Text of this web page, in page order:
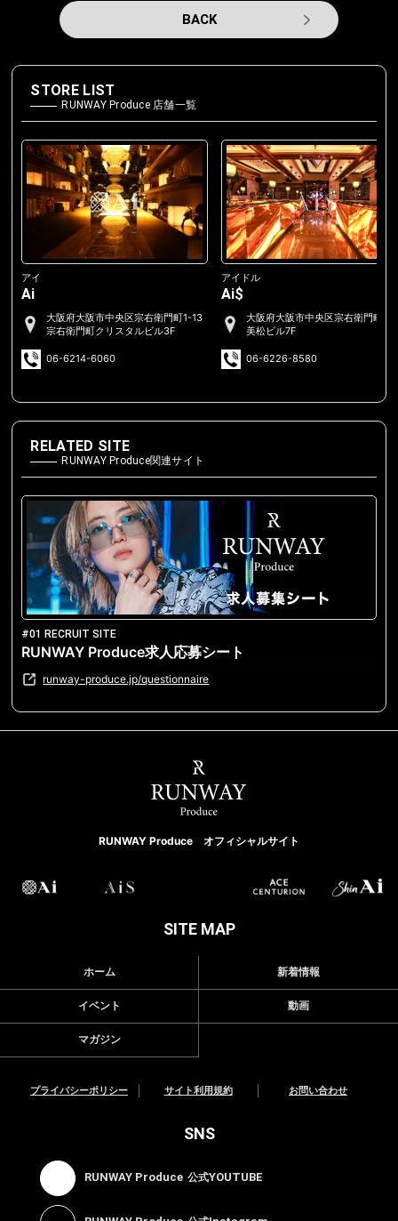
BACK
STORE LIST
RUNWAY Produce 店舗一覧
アイ
Ai
大阪府大阪市中央区宗右衛門町1-13
宗右衛門町クリスタルビル3F
06-6214-6060
アイドル
Ai$
大阪府大阪市中央区宗右衛門町2-
美松ビル7F
06-6226-8580
RELATED SITE
RUNWAY Produce関連サイト
#01 RECRUIT SITE
RUNWAY Produce求人応募シート
runway-produce.jp/questionnaire
RUNWAY Produce オフィシャルサイト
SITE MAP
ホーム 新着情報
イベント 動画
マガジン
プライバシーポリシー サイト利用規約 お問い合わせ
SNS
RUNWAY Produce 公式YOUTUBE